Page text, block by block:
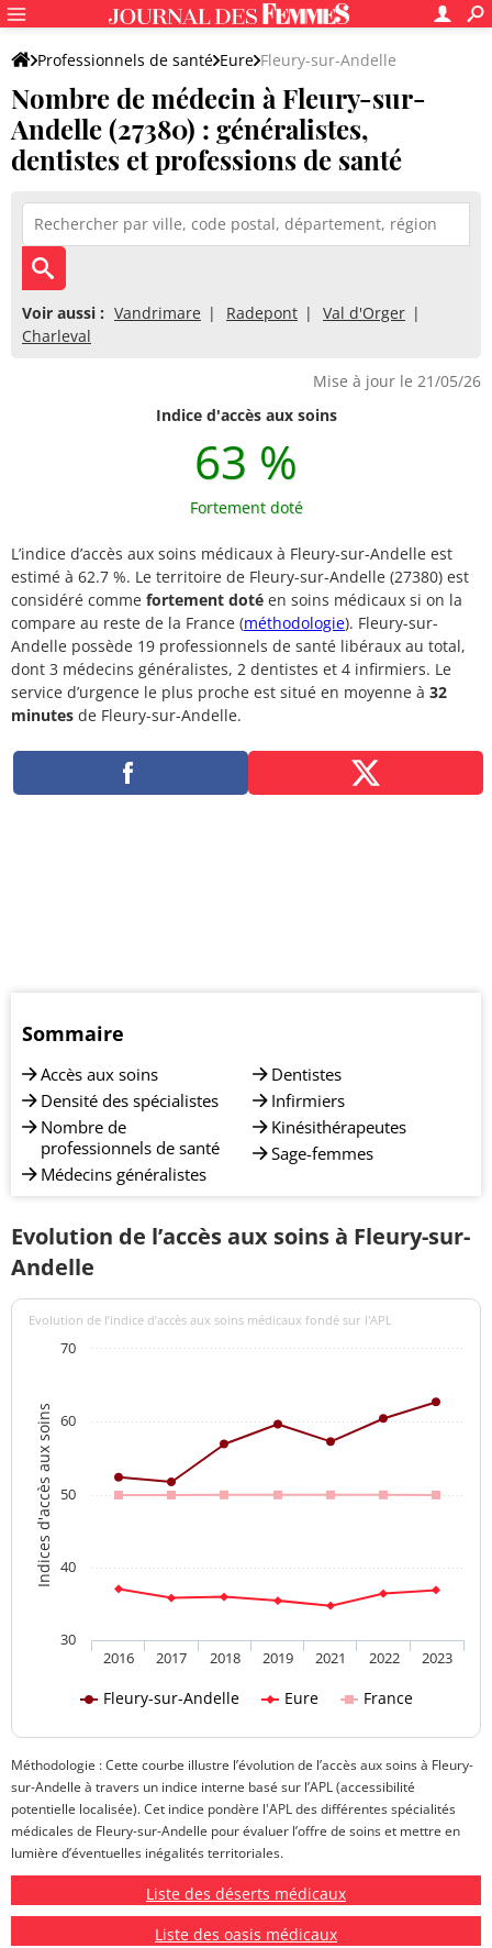
Professionnels de santé Eure Fleury-sur-Andelle
Nombre de médecin à Fleury-sur-
Andelle (27380) : généralistes,
dentistes et professions de santé
Voir aussi : Vandrimare Radepont
Val d'Orger
Charleval
Mise à jour le 21/05/26
Indice d'accès aux soins
63 %
Fortement doté
L’indice d’accès aux soins médicaux à Fleury-sur-Andelle est
estimé à 62.7 %. Le territoire de Fleury-sur-Andelle (27380) est
considéré comme fortement doté en soins médicaux si on la
compare au reste de la France (méthodologie). Fleury-sur-
Andelle possède 19 professionnels de santé libéraux au total,
dont 3 médecins généralistes, 2 dentistes et 4 infirmiers. Le
service d’urgence le plus proche est situé en moyenne à 32
minutes de Fleury-sur-Andelle.
Sommaire
Accès aux soins
Densité des spécialistes
Nombre de
professionnels de santé
Médecins généralistes
Dentistes
Infirmiers
Kinésithérapeutes
Sage-femmes
Evolution de l’accès aux soins à Fleury-sur-
Andelle
Indices d'accès aux soins
Evolution de l’indice d’accès aux soins médicaux fondé sur l'APL
Fleury-sur-Andelle Eure France
2016 2017 2018 2019 2021 2022 2023
30
40
50
60
70
Méthodologie : Cette courbe illustre l’évolution de l’accès aux soins à Fleury-
sur-Andelle à travers un indice interne basé sur l’APL (accessibilité
potentielle localisée). Cet indice pondère l'APL des différentes spécialités
médicales de Fleury-sur-Andelle pour évaluer l’offre de soins et mettre en
lumière d’éventuelles inégalités territoriales.
Liste des déserts médicaux
Liste des oasis médicaux